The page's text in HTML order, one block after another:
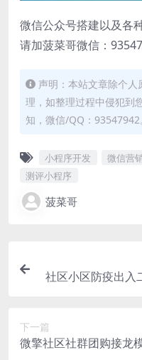
微信公众号搭建以及各
请加菠菜哥微信：
声明：本站文章除个
理，如整理过程中侵犯到
知，微信/QQ：93547942
小程序开发 微信营
测评小程序
菠菜哥
社区小区防疫出入
下一篇
微擎社区社群团购接龙